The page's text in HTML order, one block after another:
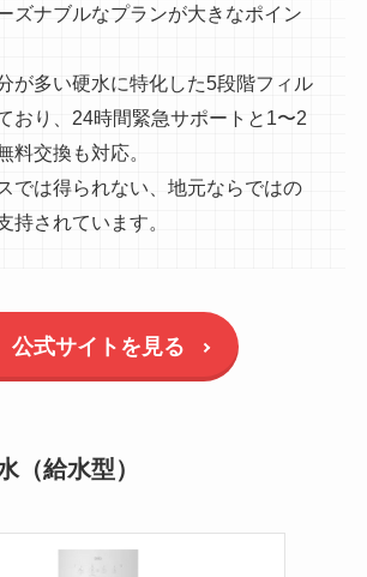
ズナブルなプランが大きなポイン
が多い硬水に特化した5段階フィル
おり、24時間緊急サポートと1〜2
料交換も対応。
では得られない、地元ならではの
持されています。
公式サイトを見る
（給水型）